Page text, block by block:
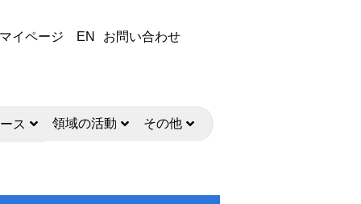
マイページ EN お問い合わせ
ス 領域の活動 その他